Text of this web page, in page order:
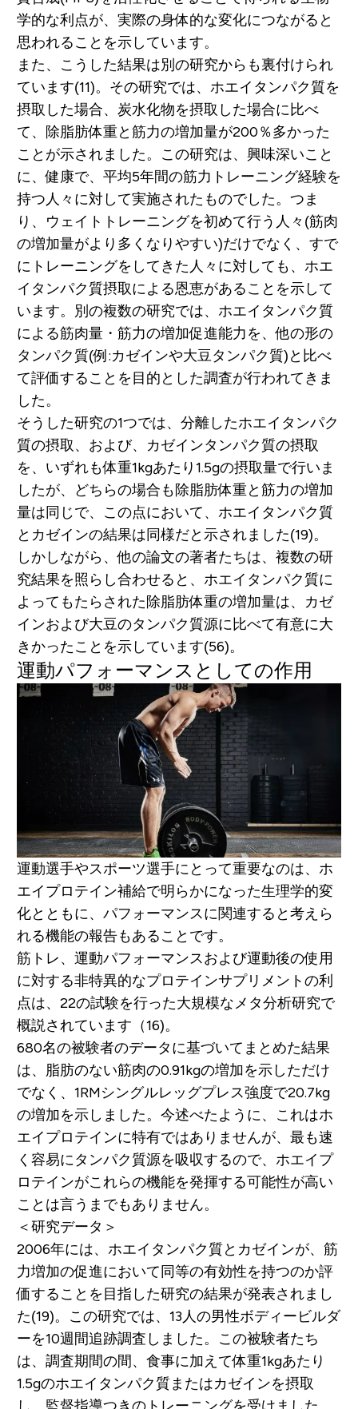
学的な利点が、実際の身体的な変化につながると
思われることを示しています。
また、こうした結果は別の研究からも裏付けられ
ています(11)。その研究では、ホエイタンパク質を
摂取した場合、炭水化物を摂取した場合に比べ
て、除脂肪体重と筋力の増加量が200％多かった
ことが示されました。この研究は、興味深いこと
に、健康で、平均5年間の筋力トレーニング経験を
持つ人々に対して実施されたものでした。つま
り、ウェイトトレーニングを初めて行う人々(筋肉
の増加量がより多くなりやすい)だけでなく、すで
にトレーニングをしてきた人々に対しても、ホエ
イタンパク質摂取による恩恵があることを示して
います。別の複数の研究では、ホエイタンパク質
による筋肉量・筋力の増加促進能力を、他の形の
タンパク質(例:カゼインや大豆タンパク質)と比べ
て評価することを目的とした調査が行われてきま
した。
そうした研究の1つでは、分離したホエイタンパク
質の摂取、および、カゼインタンパク質の摂取
を、いずれも体重1kgあたり1.5gの摂取量で行いま
したが、どちらの場合も除脂肪体重と筋力の増加
量は同じで、この点において、ホエイタンパク質
とカゼインの結果は同様だと示されました(19)。
しかしながら、他の論文の著者たちは、複数の研
究結果を照らし合わせると、ホエイタンパク質に
よってもたらされた除脂肪体重の増加量は、カゼ
インおよび大豆のタンパク質源に比べて有意に大
きかったことを示しています(56)。
運動パフォーマンスとしての作用
運動選手やスポーツ選手にとって重要なのは、ホ
エイプロテイン補給で明らかになった生理学的変
化とともに、パフォーマンスに関連すると考えら
れる機能の報告もあることです。
筋トレ、運動パフォーマンスおよび運動後の使用
に対する非特異的なプロテインサプリメントの利
点は、22の試験を行った大規模なメタ分析研究で
概説されています（16)。
680名の被験者のデータに基づいてまとめた結果
は、脂肪のない筋肉の0.91kgの増加を示しただけ
でなく、1RMシングルレッグプレス強度で20.7kg
の増加を示しました。今述べたように、これはホ
エイプロテインに特有ではありませんが、最も速
く容易にタンパク質源を吸収するので、ホエイプ
ロテインがこれらの機能を発揮する可能性が高い
ことは言うまでもありません。
＜研究データ＞
2006年には、ホエイタンパク質とカゼインが、筋
力増加の促進において同等の有効性を持つのか評
価することを目指した研究の結果が発表されまし
た(19)。この研究では、13人の男性ボディービルダ
ーを10週間追跡調査しました。この被験者たち
は、調査期間の間、食事に加えて体重1kgあたり
1.5gのホエイタンパク質またはカゼインを摂取
し、監督指導つきのトレーニングを受けました。